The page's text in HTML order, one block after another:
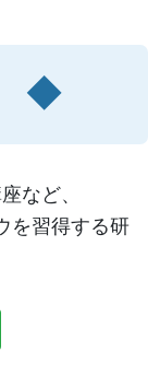
◆
など、
を習得する研